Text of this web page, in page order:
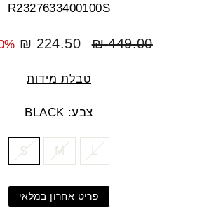
R2327633400100S
מחיר
449.00 ₪
מחיר
224.50 ₪
50%
טבלת מידות
צבע: BLACK
S M L
פריט אחרון במלאי